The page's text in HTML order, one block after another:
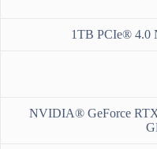
1TB PCIe®
NVIDIA® GeForce